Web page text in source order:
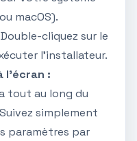
macOS).
Double-cliquez sur le
l'installateur.
l'écran :
tout au long du
simplement
paramètres par